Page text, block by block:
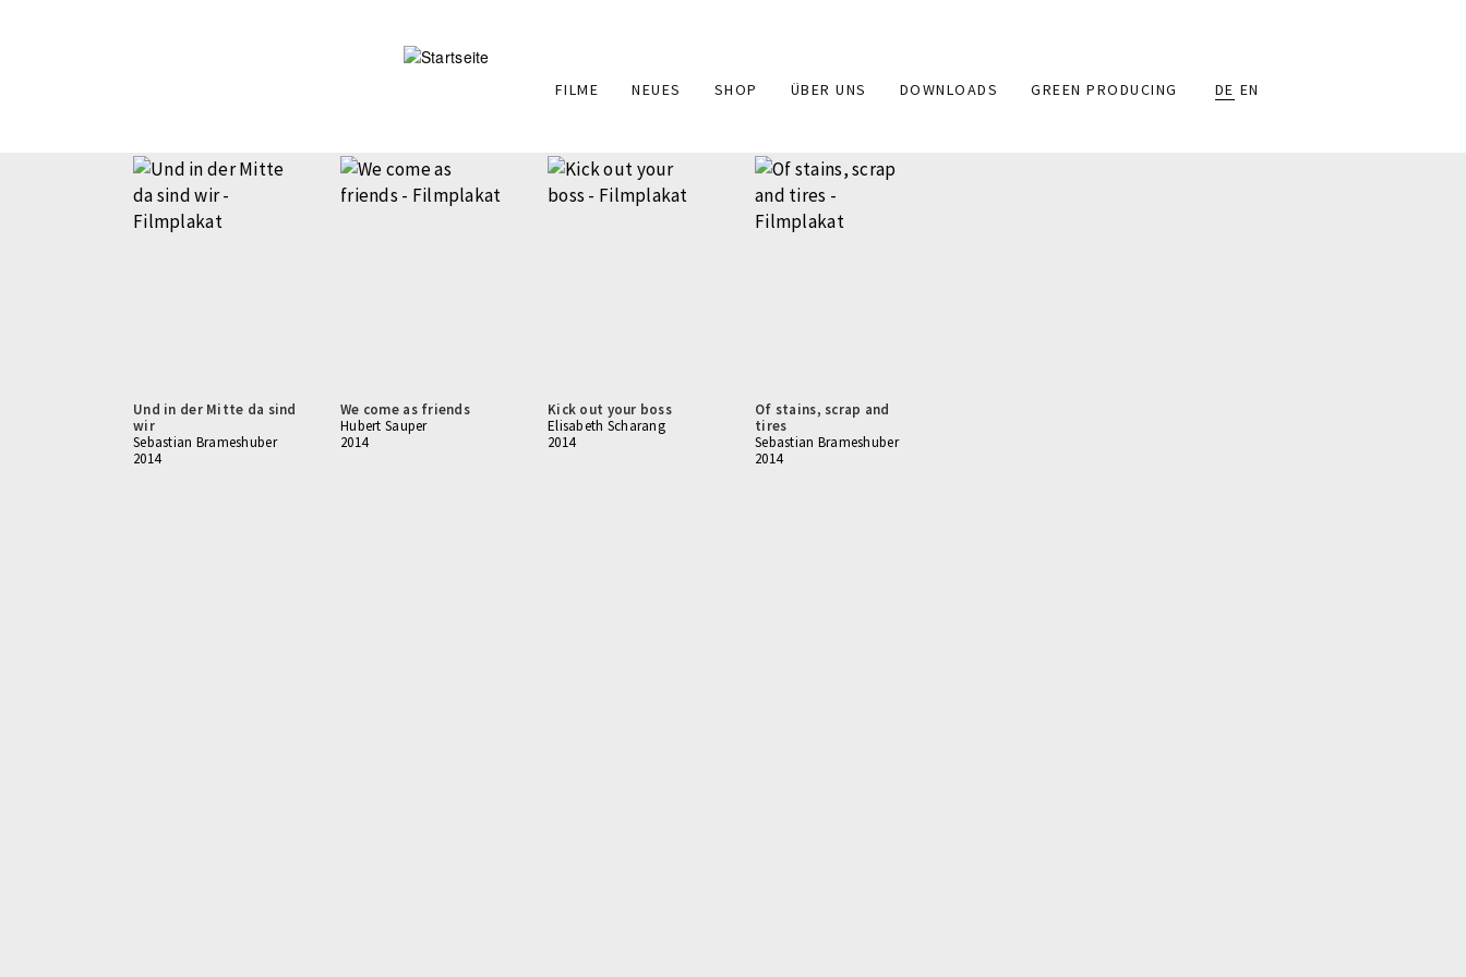
Main
FILME NEUES SHOP ÜBER UNS DOWNLOADS GREEN PRODUCING DE EN
Und in der Mitte da sind
wir
Sebastian Brameshuber
2014
We come as friends
Hubert Sauper
2014
Kick out your boss
Elisabeth Scharang
2014
Of stains, scrap and
tires
Sebastian Brameshuber
2014